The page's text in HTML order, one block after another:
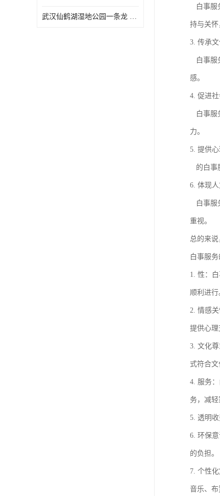
武汉仙鹤湖湿地公园一条龙 多种款式
白事服
持与关怀
3. 传承
白事服
感。
4. 促进
白事服
力。
5. 提供
的白事
6. 体现
白事服
重视。
总的来
白事服
1. 性：
顺利进行
2. 情感
提供心理
3. 文化
式符合文
4. 服务
务，减轻
5. 透明
6. 环保
的负担。
7. 个性
音乐、布